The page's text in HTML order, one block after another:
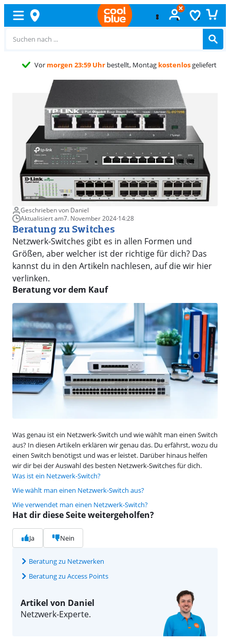
Vor morgen 23:59 Uhrbestellt, Montag kostenlosgeliefert
Geschrieben von Daniel
Aktualisiert am7. November 2024·14:28
Beratung zu Switches
Netzwerk-Switches gibt es in allen Formen und
Größen, aber welcher ist der richtige für dich? Das
kannst du in den Artikeln nachlesen, auf die wir hier
verlinken.
Beratung vor dem Kauf
Was genau ist ein Netzwerk-Switch und wie wählt man einen Switch
aus? In diesen Artikeln erklären wir genau das. Du erfährst, wozu du
einen Switch benötigst und was er leistet. Darüber hinaus helfen
wir dir bei der Auswahl des besten Netzwerk-Switches für dich.
Was ist ein Netzwerk-Switch?
Wie wählt man einen Netzwerk-Switch aus?
Wie verwendet man einen Netzwerk-Switch?
Hat dir diese Seite weitergeholfen?
Ja Nein
Beratung zu Netzwerken
Beratung zu Access Points
Artikel von Daniel
Netzwerk-Experte.